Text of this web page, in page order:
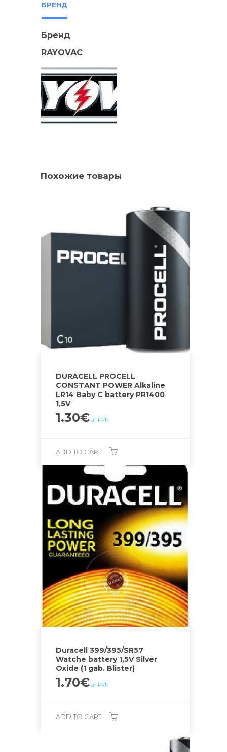
БРЕНД
Бренд
RAYOVAC
Похожие товары
DURACELL PROCELL
CONSTANT POWER Alkaline
LR14 Baby C battery PR1400
1,5V
1.30€ ar PVN
ADD TO CART
Duracell 399/395/SR57
Watche battery 1,5V Silver
Oxide (1 gab. Blister)
1.70€ ar PVN
ADD TO CART